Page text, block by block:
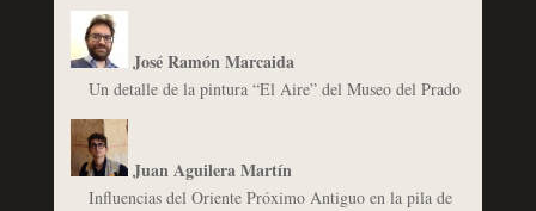
José Ramón Marcaida
Un detalle de la pintura “El Aire” del Museo del Prado
Juan Aguilera Martín
Influencias del Oriente Próximo Antiguo en la pila de